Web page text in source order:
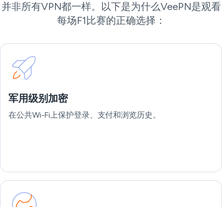
并非所有VPN都一样。以下是为什么VeePN是观看
每场F1比赛的正确选择：
军用级别加密
在公共Wi-Fi上保护登录、支付和浏览历史。